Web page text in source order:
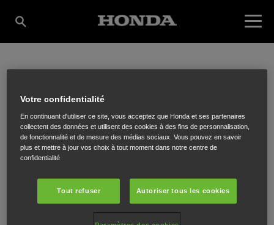
FOGUENNE (MIIMO
MASTER DEALER)
Rue de Ninane 37,Beaufays, 4052
Votre confidentialité
En continuant d'utiliser ce site, vous acceptez que Honda et ses partenaires
collectent des données et utilisent des cookies à des fins de personnalisation,
de fonctionnalité et de mesure des médias sociaux. Vous pouvez en savoir
plus et mettre à jour vos choix à tout moment dans notre centre de
confidentialité
Tout refuser Autoriser tous les cookies